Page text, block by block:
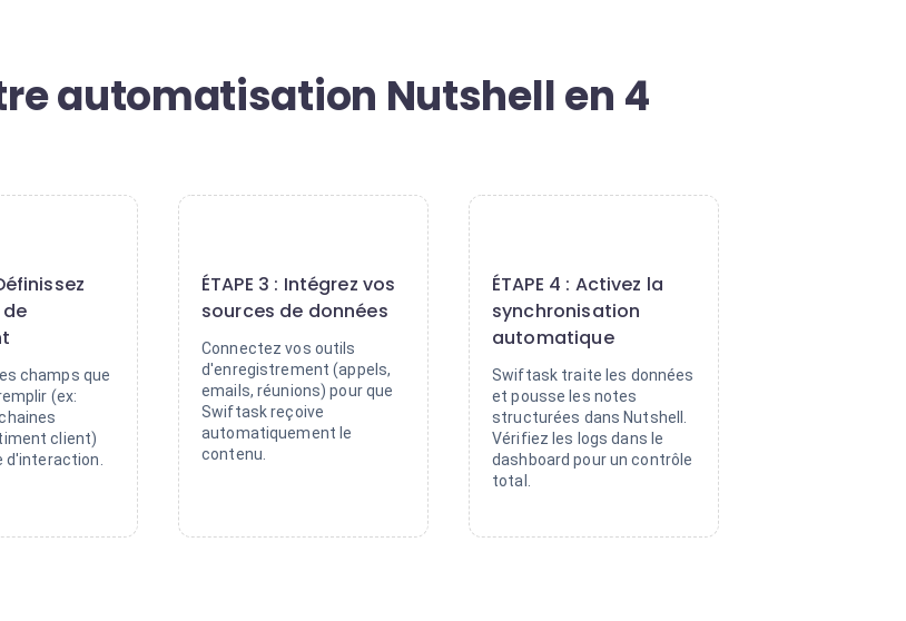
automatisation Nutshell en 4
champs que
(ex:
client)
d'interaction.
ÉTAPE 3 : Intégrez vos
sources de données
Connectez vos outils
d'enregistrement (appels,
emails, réunions) pour que
Swiftask reçoive
automatiquement le
contenu.
ÉTAPE 4 : Activez la
synchronisation
automatique
Swiftask traite les données
et pousse les notes
structurées dans Nutshell.
Vérifiez les logs dans le
dashboard pour un contrôle
total.